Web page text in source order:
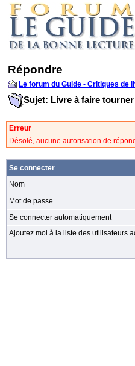
Répondre
Le forum du Guide - Critiques de
Sujet: Livre à faire
Erreur
Désolé, aucune autorisation de
Se connecter
Nom
Mot de passe
Se connecter automatiquement
Ajoutez moi à la liste des utilisateurs